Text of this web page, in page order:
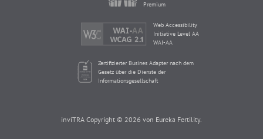
Premium
Web Accessibility
Initiative Level AA
WAI-AA
Zertifizierter Busines Adapter nach dem
Gesetz über die Dienste der
Informationsgesellschaft
inviTRA Copyright © 2026 von Eureka Fertility.